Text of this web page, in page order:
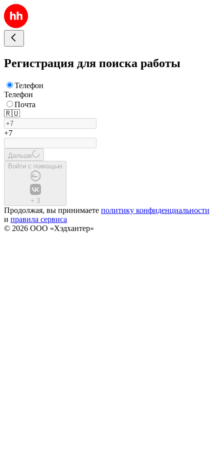
Регистрация для поиска работы
Телефон
Телефон
Почта
🇷🇺
+7
Дальше
Войти с помощью
+ 3
Продолжая, вы принимаете политику конфиденциальности
и правила сервиса
© 2026 ООО «Хэдхантер»